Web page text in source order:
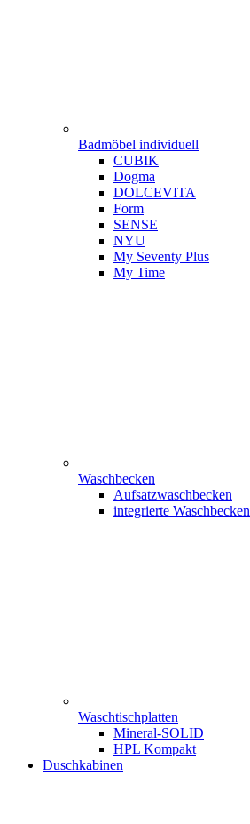
Badmöbel individuell
CUBIK
Dogma
DOLCEVITA
Form
SENSE
NYU
My Seventy Plus
My Time
Waschbecken
Aufsatzwaschbecken
integrierte Waschbecken
Waschtischplatten
Mineral-SOLID
HPL Kompakt
Duschkabinen